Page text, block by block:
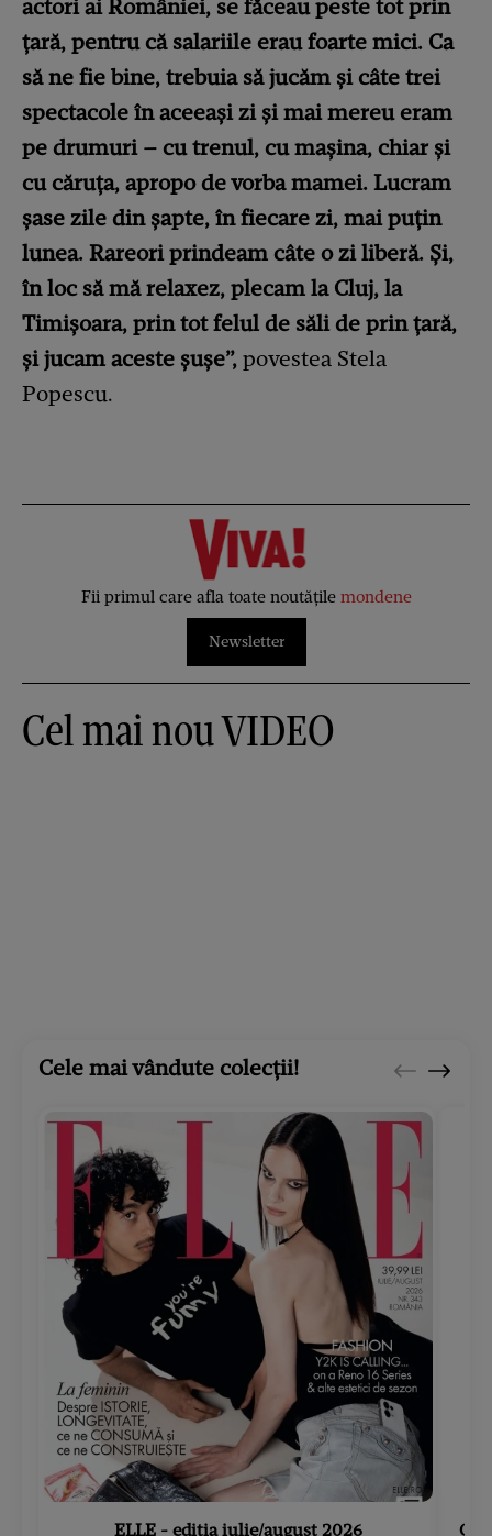
actori ai României, se făceau peste tot prin
ţară, pentru că salariile erau foarte mici. Ca
să ne fie bine, trebuia să jucăm şi câte trei
spectacole în aceeaşi zi şi mai mereu eram
pe drumuri – cu trenul, cu maşina, chiar şi
cu căruţa, apropo de vorba mamei. Lucram
şase zile din şapte, în fiecare zi, mai puţin
lunea. Rareori prindeam câte o zi liberă. Şi,
în loc să mă relaxez, plecam la Cluj, la
Timişoara, prin tot felul de săli de prin ţară,
şi jucam aceste şuşe”, povestea Stela
Popescu.
Fii primul care afla toate noutățile mondene
Newsletter
Cel mai nou VIDEO
Cele mai vândute colecții!
ELLE - ediția iulie/august 2026